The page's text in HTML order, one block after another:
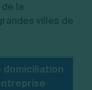
la
villes de
domiciliation